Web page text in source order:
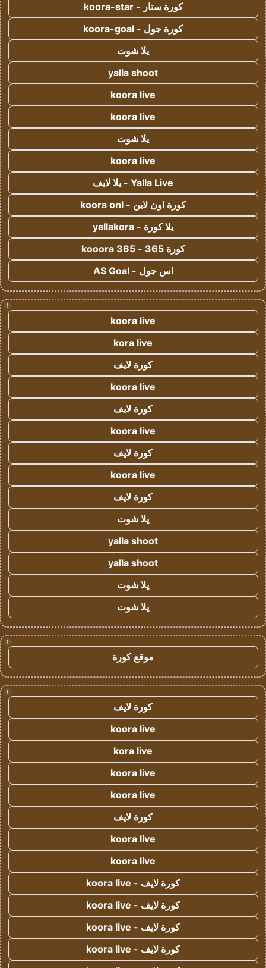
كورة ستار - koora-star
كورة جول - koora-goal
يلا شوت
yalla shoot
koora live
koora live
يلا شوت
koora live
Yalla Live - يلا لايف
كورة اون لاين - koora onl
يلا كورة - yallakora
كورة 365 - kooora 365
اس جول - AS Goal
!
koora live
kora live
كورة لايف
koora live
كورة لايف
koora live
كورة لايف
koora live
كورة لايف
يلا شوت
yalla shoot
yalla shoot
يلا شوت
يلا شوت
!
موقع كورة
!
كورة لايف
koora live
kora live
koora live
koora live
كورة لايف
koora live
koora live
كورة لايف - koora live
كورة لايف - koora live
كورة لايف - koora live
كورة لايف - koora live